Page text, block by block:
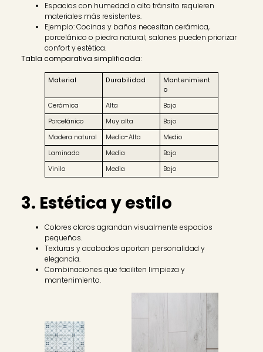
Espacios con humedad o alto tránsito requieren
materiales más resistentes.
Ejemplo: Cocinas y baños necesitan cerámica,
porcelánico o piedra natural; salones pueden priorizar
confort y estética.
Tabla comparativa simplificada:
Material Durabilidad
Mantenimient
o
Cerámica
Alta
Bajo
Porcelánico
Muy alta
Bajo
Madera natural
Media-Alta
Medio
Laminado
Media
Bajo
Vinilo
Media Bajo
3. Estética y estilo
Colores claros agrandan visualmente espacios
pequeños.
Texturas y acabados aportan personalidad y
elegancia.
Combinaciones que faciliten limpieza y
mantenimiento.